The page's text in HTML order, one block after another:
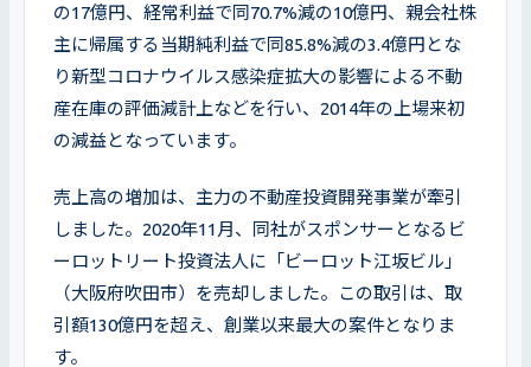
の17億円、経常利益で同70.7%減の10億円、親会社株
主に帰属する当期純利益で同85.8%減の3.4億円とな
り新型コロナウイルス感染症拡大の影響による不動
産在庫の評価減計上などを行い、2014年の上場来初
の減益となっています。
売上高の増加は、主力の不動産投資開発事業が牽引
しました。2020年11月、同社がスポンサーとなるビ
ーロットリート投資法人に「ビーロット江坂ビル」
（大阪府吹田市）を売却しました。この取引は、取
引額130億円を超え、創業以来最大の案件となりま
す。